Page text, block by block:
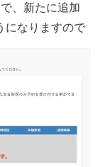
で、新たに追加
になりますので